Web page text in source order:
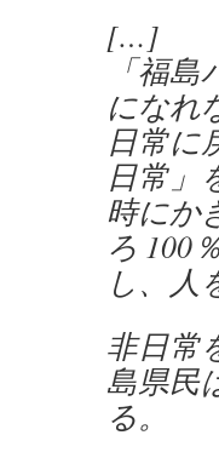
[…]
「福
になれ
日常に
日常」
時にか
ろ 100
し、人
非日常
島県民
る。